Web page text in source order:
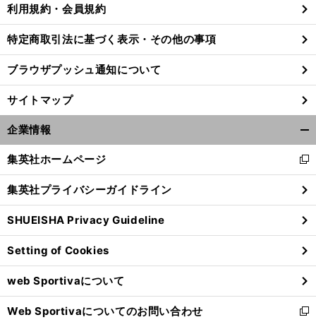
利用規約・会員規約
特定商取引法に基づく表示・その他の事項
ブラウザプッシュ通知について
サイトマップ
企業情報
閉
る
集英社ホームページ
新
し
い
ウ
ィ
ン
ド
ウ
で
開
く
集英社プライバシーガイドライン
SHUEISHA Privacy Guideline
Setting of Cookies
web Sportivaについて
Web Sportivaについてのお問い合わせ
新